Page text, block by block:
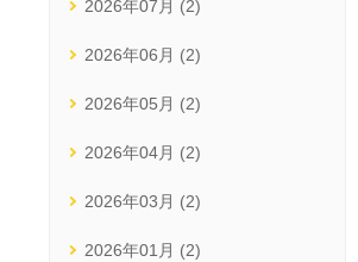
2026年07月 (2)
2026年06月 (2)
2026年05月 (2)
2026年04月 (2)
2026年03月 (2)
2026年01月 (2)